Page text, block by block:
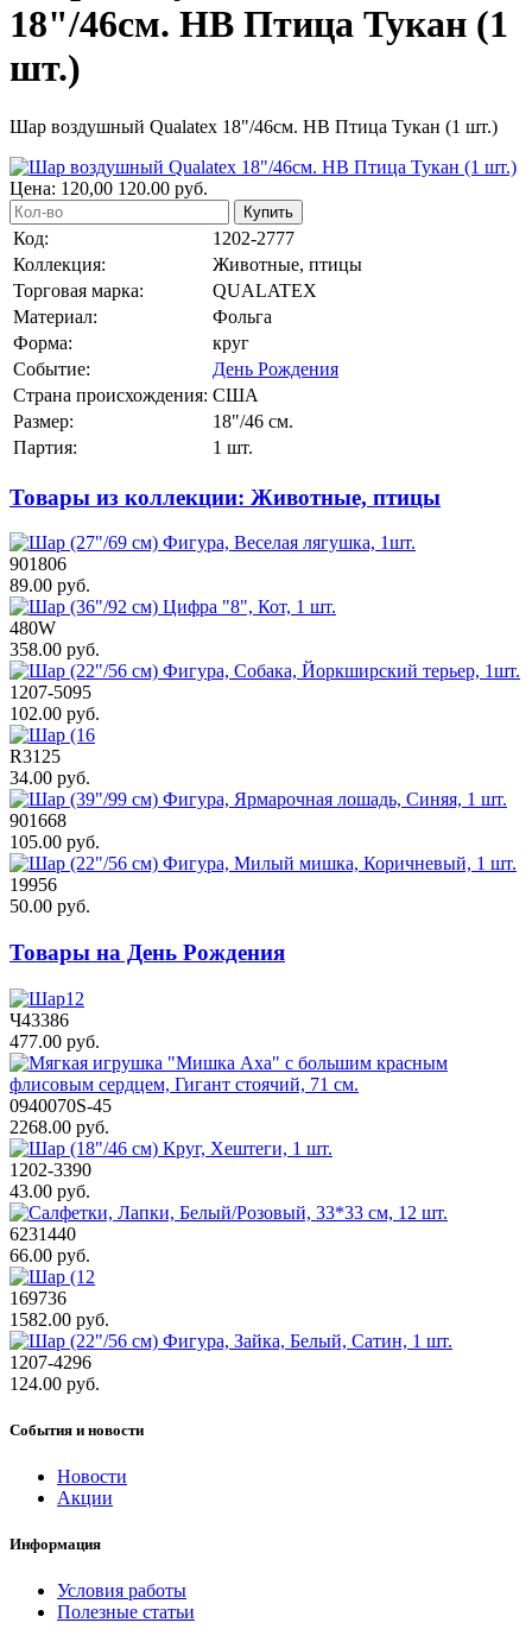
18"/46см. НВ Птица Тукан (1
шт.)
Шар воздушный Qualatex 18"/46см. НВ Птица Тукан (1 шт.)
Цена: 120,00 120.00 руб.
Купить
Код:
1202-2777
Коллекция:
Животные, птицы
Торговая марка:
QUALATEX
Материал:
Фольга
Форма:
круг
Событие:
День Рождения
Страна происхождения: США
Размер:
18"/46 см.
Партия:
1 шт.
Товары из коллекции: Животные, птицы
901806
89.00 руб.
480W
358.00 руб.
1207-5095
102.00 руб.
R3125
34.00 руб.
901668
105.00 руб.
19956
50.00 руб.
Товары на День Рождения
Ч43386
477.00 руб.
0940070S-45
2268.00 руб.
1202-3390
43.00 руб.
6231440
66.00 руб.
169736
1582.00 руб.
1207-4296
124.00 руб.
События и новости
Новости
Акции
Информация
Условия работы
Полезные статьи